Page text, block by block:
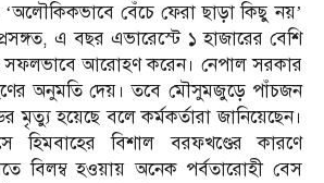
‘অলৌকিকভাবে বেঁচে ফেরা ছাড়া কিছু নয়’
এ বছর এভারেস্টে ১ হাজারের বেশি
সফলভাবে আরোহণ করেন। নেপাল সরকার
অনুমতি দেয়। তবে মৌসুমজুড়ে পাঁচজন
মৃত্যু হয়েছে বলে কর্মকর্তারা জানিয়েছেন।
হিমবাহের বিশাল বরফখণ্ডের কারণে
বিলম্ব হওয়ায় অনেক পর্বতারোহী বেস